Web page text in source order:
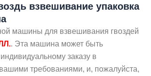
взвешивание упаковка
машины для взвешивания гвоздей
. Эта машина может быть
заказу в
вашими требованиями, и, пожалуйста,